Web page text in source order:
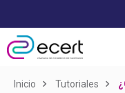
Inicio Tutoriales